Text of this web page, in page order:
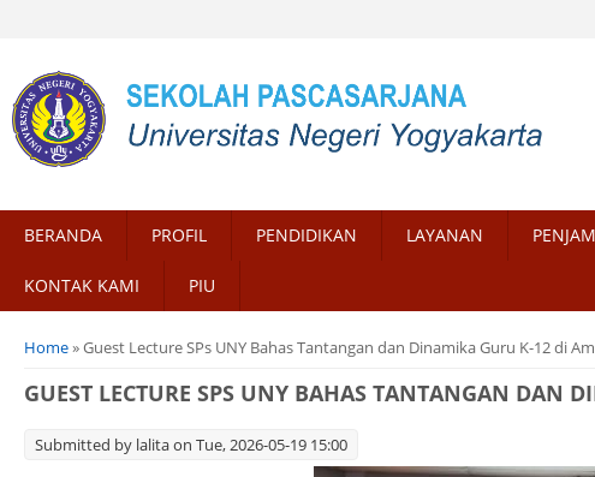
BERANDA PROFIL PENDIDIKAN LAYANAN
KONTAK KAMI PIU
You are here
Home» Guest Lecture SPs UNY Bahas Tantangan dan Dinamika Guru K-12 di
GUEST LECTURE SPS UNY BAHAS TANTANGAN DAN
Submitted by lalitaon Tue, 2026-05-19 15:00